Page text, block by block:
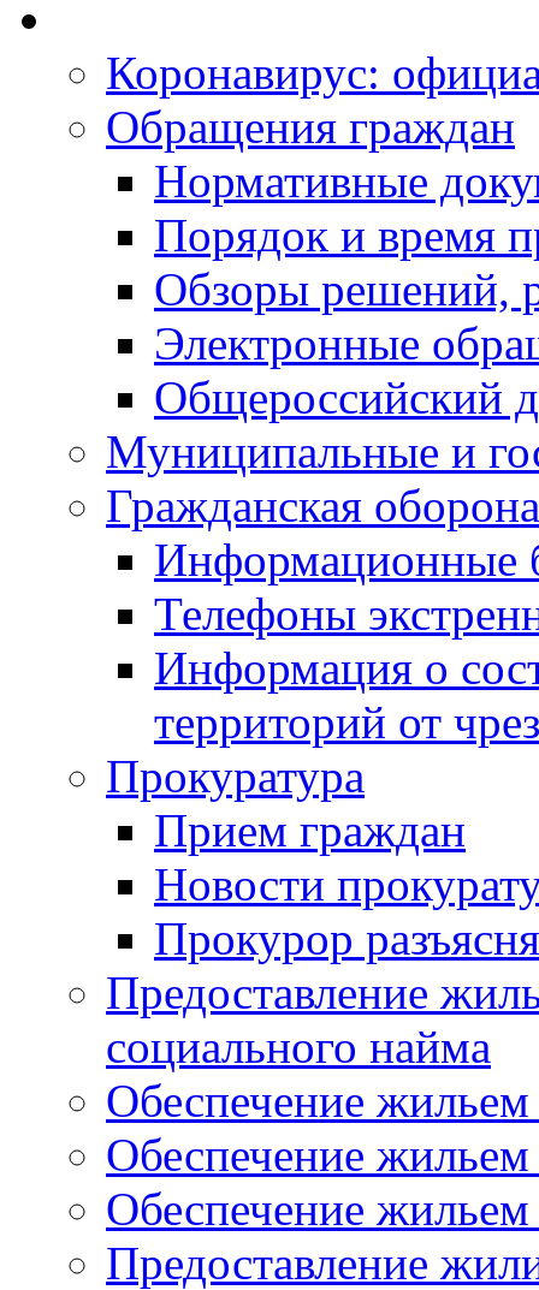
Коронавирус:
Обращения граждан
Нормативные
Порядок и время
Обзоры решений,
Электронные
Общероссийский
Муниципальные и
Гражданская
Информационные
Телефоны
Информация о
территорий от
Прокуратура
Прием граждан
Новости
Прокурор
Предоставление
социального найма
Обеспечение
Обеспечение
Обеспечение жильем
Предоставление